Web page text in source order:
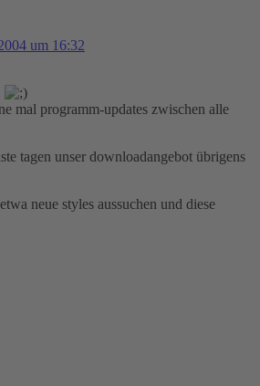
um 16:32
mal programm-updates zwischen alle
tagen unser downloadangebot übrigens
neue styles aussuchen und diese